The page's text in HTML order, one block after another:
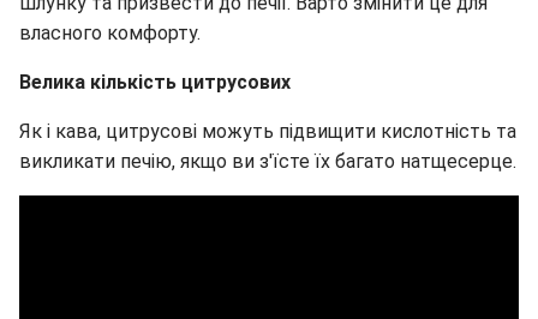
власного комфорту.
Велика кількість цитрусових
Як і кава, цитрусові можуть підвищити кислотність та
викликати печію, якщо ви з'їсте їх багато натщесерце.